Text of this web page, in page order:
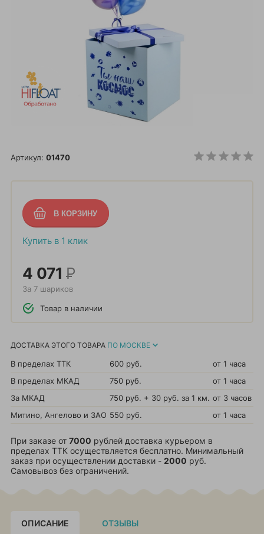
Артикул: 01470
Купить в 1 клик
4 071 Р
За 7 шариков
Товар в наличии
ДОСТАВКА ЭТОГО ТОВАРА ПО МОСКВЕ
В пределах ТТК 600 руб.
от 1 часа
В пределах МКАД
750 руб.
от 1 часа
За МКАД
750 руб. + 30 руб. за 1 км. от 3 часов
Митино, Ангелово и ЗАО 550 руб. от 1 часа
При заказе от 7000 рублей доставка курьером в
пределах ТТК осуществляется бесплатно. Минимальный
заказ при осуществлении доставки - 2000 руб.
Самовывоз без ограничений.
ОПИСАНИЕ ОТЗЫВЫ